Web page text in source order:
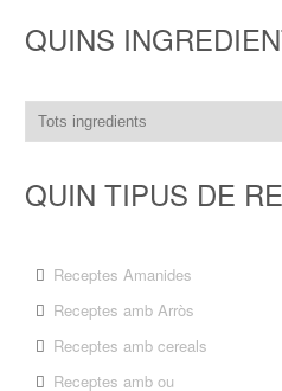
QUINS
QUIN TIPUS DE
Receptes Amanides
Receptes amb Arròs
Receptes amb cereals
Receptes amb ou